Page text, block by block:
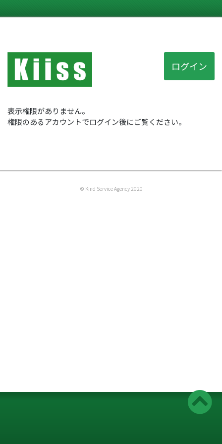
ログイン
表示権限がありません。
権限のあるアカウントでログイン後にご覧ください。
© Kind Service Agency 2020